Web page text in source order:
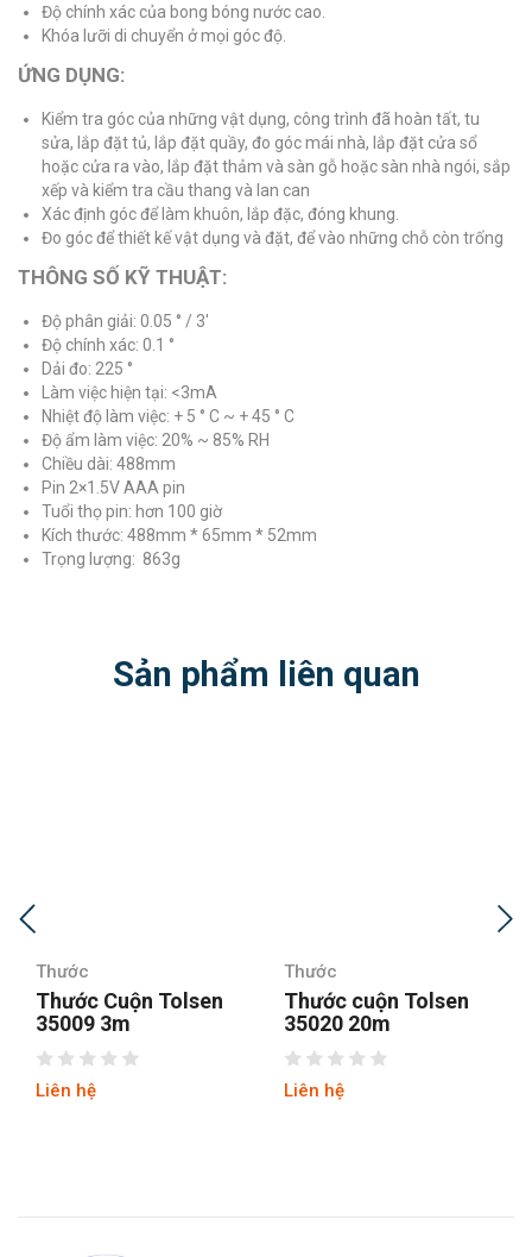
Độ chính xác của bong bóng nước cao.
Khóa lưỡi di chuyển ở mọi góc độ.
ỨNG DỤNG:
Kiểm tra góc của những vật dụng, công trình đã hoàn tất, tu
sửa, lắp đặt tủ, lắp đặt quầy, đo góc mái nhà, lắp đặt cửa sổ
hoặc cửa ra vào, lắp đặt thảm và sàn gỗ hoặc sàn nhà ngói, sắp
xếp và kiểm tra cầu thang và lan can
Xác định góc để làm khuôn, lắp đặc, đóng khung.
Đo góc để thiết kế vật dụng và đặt, để vào những chỗ còn trống
THÔNG SỐ KỸ THUẬT:
Độ phân giải: 0.05 ° / 3′
Độ chính xác: 0.1 °
Dải đo: 225 °
Làm việc hiện tại: <3mA
Nhiệt độ làm việc: + 5 ° C ~ + 45 ° C
Độ ẩm làm việc: 20% ~ 85% RH
Chiều dài: 488mm
Pin 2×1.5V AAA pin
Tuổi thọ pin: hơn 100 giờ
Kích thước: 488mm * 65mm * 52mm
Trọng lượng: 863g
Sản phẩm liên quan
Thước
Thước cuộn Tolsen
35020 20m
Liên hệ
Thước
Thước kéo 2 mặt cao
cấp Asaki AK-2710
Liên hệ